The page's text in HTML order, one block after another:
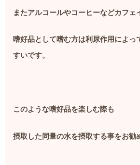
またアルコールやコーヒーなどカフェ
嗜好品として嗜む方は利尿作用によっ
すいです。
このような嗜好品を楽しむ際も
摂取した同量の水を摂取する事をお勧